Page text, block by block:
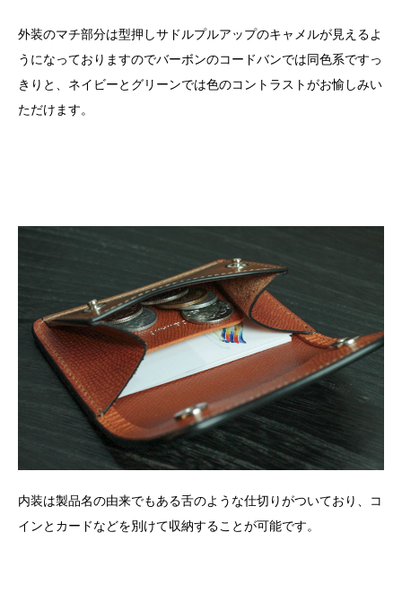
外装のマチ部分は型押しサドルプルアップのキャメルが見えるよ
うになっておりますのでバーボンのコードバンでは同色系ですっ
きりと、ネイビーとグリーンでは色のコントラストがお愉しみい
ただけます。
内装は製品名の由来でもある舌のような仕切りがついており、コ
インとカードなどを別けて収納することが可能です。